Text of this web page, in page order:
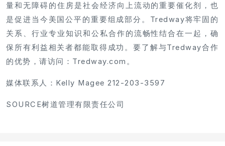
量和无障碍的住房是社会经济向上流动的重要催化剂，也
是促进当今美国公平的重要组成部分。Tredway将牢固的
关系、行业专业知识和公私合作的流畅性结合在一起，确
保所有利益相关者都能取得成功。要了解与Tredway合作
的优势，请访问：Tredway.com。
媒体联系人：Kelly Magee 212-203-3597
SOURCE树道管理有限责任公司